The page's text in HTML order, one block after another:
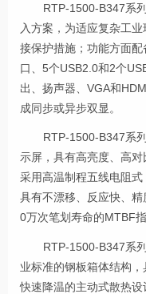
RTP-1500-B347系列
入方案，为适应复杂工
接保护措施；功能方面
口、5个USB2.0和2个
出、扬声器、VGA和
成同步或异步双显。
RTP-1500-B347系列
示屏，具有高亮度、高
采用高温制程五线电阻式
具有不漂移、反应快、
0万次笔划寿命的MTBF指
RTP-1500-B347系列
业标准的钢板箱体结构
快速降温的主动式散热